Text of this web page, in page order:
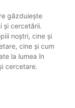
găzduiește
și cercetării.
noștri, cine și
cine și cum
la lumea în
cercetare.